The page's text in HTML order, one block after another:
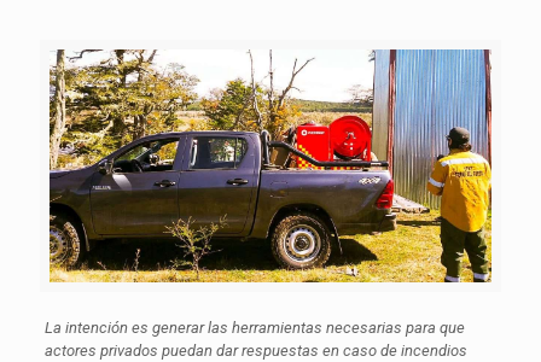
La intención es generar las herramientas necesarias para que
actores privados puedan dar respuestas en caso de incendios